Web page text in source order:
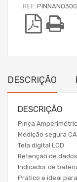
REF:
DESCRIÇÃO
DESCRIÇÃO
Pinça
Medição segura
Tela digital LCD
Retenção de
Indicador de
Prático e ideal